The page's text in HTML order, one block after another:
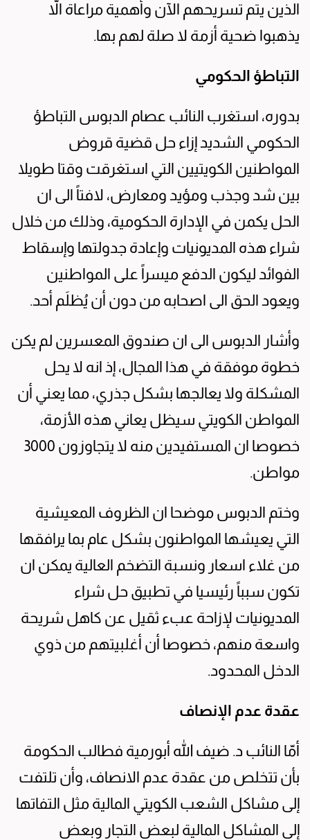
الذين يتم تسريحهم الآن وأهمية مراعاة الاّ
يذهبوا ضحية أزمة لا صلة لهم بها.
التباطؤ الحكومي
بدوره، استغرب النائب عصام الدبوس التباطؤ
الحكومي الشديد إزاء حل قضية قروض
المواطنين الكويتيين التي استغرقت وقتا طويلا
بين شد وجذب ومؤيد ومعارض، لافتاً الى ان
الحل يكمن في الإدارة الحكومية، وذلك من خلال
شراء هذه المديونيات وإعادة جدولتها وإسقاط
الفوائد ليكون الدفع ميسراً على المواطنين
ويعود الحق الى اصحابه من دون أن يُظلَم أحد.
وأشار الدبوس الى ان صندوق المعسرين لم يكن
خطوة موفقة في هذا المجال، إذ انه لا يحل
المشكلة ولا يعالجها بشكل جذري، مما يعني أن
المواطن الكويتي سيظل يعاني هذه الأزمة،
خصوصا ان المستفيدين منه لا يتجاوزون 3000
مواطن.
وختم الدبوس موضحا ان الظروف المعيشية
التي يعيشها المواطنون بشكل عام بما يرافقها
من غلاء اسعار ونسبة التضخم العالية يمكن ان
تكون سبباً رئيسيا في تطبيق حل شراء
المديونيات لإزاحة عبء ثقيل عن كاهل شريحة
واسعة منهم، خصوصا أن أغلبيتهم من ذوي
الدخل المحدود.
عقدة عدم الإنصاف
أمّا النائب د. ضيف الله أبورمية فطالب الحكومة
بأن تتخلص من عقدة عدم الانصاف، وأن تلتفت
إلى مشاكل الشعب الكويتي المالية مثل التفاتها
إلى المشاكل المالية لبعض التجار وبعض